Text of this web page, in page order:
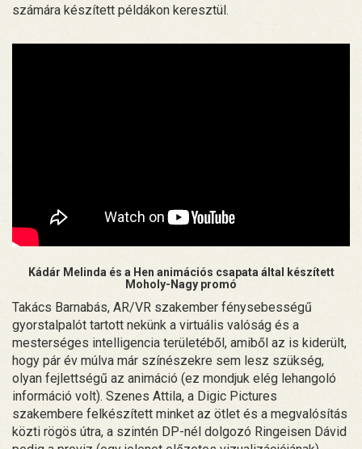
számára készített példákon keresztül.
Kádár Melinda és a Hen animációs csapata által készített
Moholy-Nagy promó
Takács Barnabás, AR/VR szakember fénysebességű
gyorstalpalót tartott nekünk a virtuális valóság és a
mesterséges intelligencia területéből, amiből az is kiderült,
hogy pár év múlva már színészekre sem lesz szükség,
olyan fejlettségű az animáció (ez mondjuk elég lehangoló
információ volt). Szenes Attila, a Digic Pictures
szakembere felkészített minket az ötlet és a megvalósítás
közti rögös útra, a szintén DP-nél dolgozó Ringeisen Dávid